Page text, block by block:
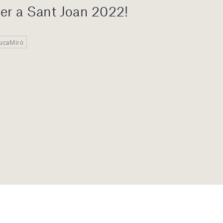
a Sant Joan 2022!